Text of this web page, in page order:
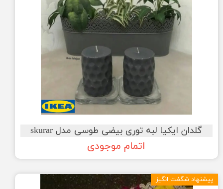
گلدان ایکیا لبه توری بیضی طوسی مدل skurar
اتمام موجودی
پیشنهاد شگفت انگیز